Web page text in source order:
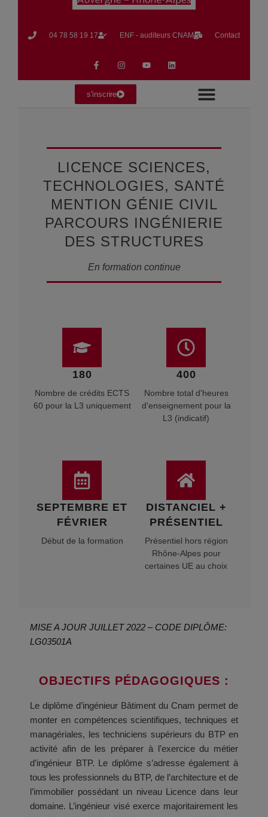
04 78 58 19 17​ ENF - auditeurs CNAM Contact
s'inscrire
LICENCE SCIENCES,
TECHNOLOGIES, SANTÉ
MENTION GÉNIE CIVIL
PARCOURS INGÉNIERIE
DES STRUCTURES
En formation continue
180
Nombre de crédits ECTS
60 pour la L3 uniquement
400
Nombre total d'heures
d'enseignement pour la
L3 (indicatif)
SEPTEMBRE ET
FÉVRIER
Début de la formation
DISTANCIEL +
PRÉSENTIEL
Présentiel hors région
Rhône-Alpes pour
certaines UE au choix
MISE A JOUR JUILLET 2022 – CODE DIPLÔME:
LG03501A
OBJECTIFS PÉDAGOGIQUES :
Le diplôme d’ingénieur Bâtiment du Cnam permet de
monter en compétences scientifiques, techniques et
managériales, les techniciens supérieurs du BTP en
activité afin de les préparer à l’exercice du métier
d’ingénieur BTP. Le diplôme s’adresse également à
tous les professionnels du BTP, de l’architecture et de
l’immobilier possédant un niveau Licence dans leur
domaine. L’ingénieur visé exerce majoritairement les